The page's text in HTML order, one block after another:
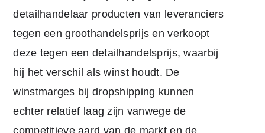
detailhandelaar producten van leveranciers
tegen een groothandelsprijs en verkoopt
deze tegen een detailhandelsprijs, waarbij
hij het verschil als winst houdt. De
winstmarges bij dropshipping kunnen
echter relatief laag zijn vanwege de